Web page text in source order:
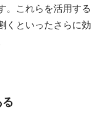
。これらを活用する
くといったさらに効